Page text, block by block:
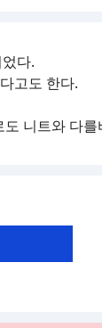
다.
고도 한다.
니트와 다